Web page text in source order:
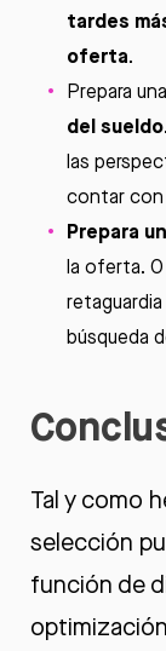
tardes
oferta.
Prepara
del sueldo
las
contar con
Prepara
la oferta.
búsqueda
Tal y como
selección
función de